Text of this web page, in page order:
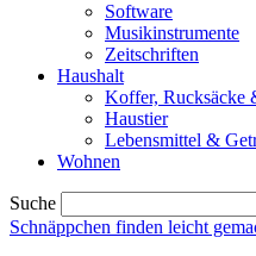
Software
Musikinstrumente
Zeitschriften
Haushalt
Koffer, Rucksäcke
Haustier
Lebensmittel &
Wohnen
Suche
Schnäppchen finden leicht